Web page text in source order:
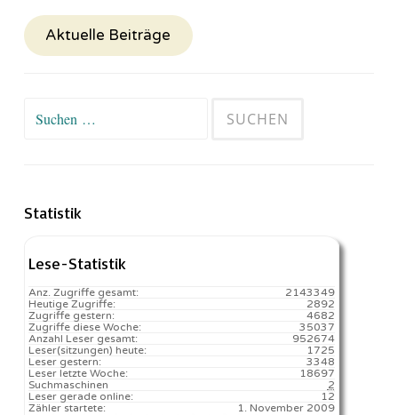
Aktuelle Beiträge
Suchen
Statistik
Lese-Statistik
2143349
Anz. Zugriffe gesamt:
2892
Heutige Zugriffe:
4682
Zugriffe gestern:
35037
Zugriffe diese Woche:
952674
Anzahl Leser gesamt:
1725️
Leser(sitzungen) heute:
3348
Leser gestern:
18697️
Leser letzte Woche:
2
Suchmaschinen
12
Leser gerade online:
1. November 2009
Zähler startete: